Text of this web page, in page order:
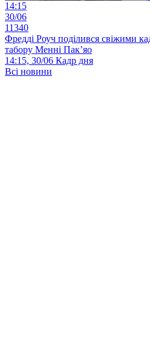
14:15
30/06
11340
Фредді Роуч поділився свіжими
табору Менні Пак’яо
14:15, 30/06 Кадр дня
Всі новини